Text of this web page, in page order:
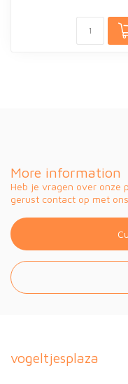
More information
Heb je vragen over onze
gerust contact op met
vogeltjesplaza